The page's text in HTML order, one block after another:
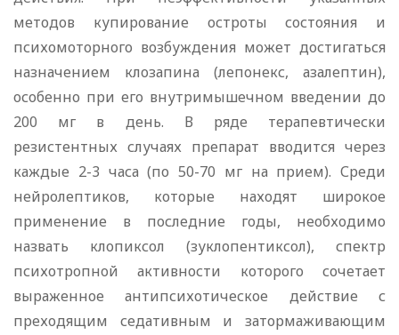
методов купирование остроты состояния и
психомоторного возбуждения может достигаться
назначением клозапина (лепонекс, азалептин),
особенно при его внутримышечном введении до
200 мг в день. В ряде терапевтически
резистентных случаях препарат вводится через
каждые 2-3 часа (по 50-70 мг на прием). Среди
нейролептиков, которые находят широкое
применение в последние годы, необходимо
назвать клопиксол (зуклопентиксол), спектр
психотропной активности которого сочетает
выраженное антипсихотическое действие с
преходящим седативным и затормаживающим